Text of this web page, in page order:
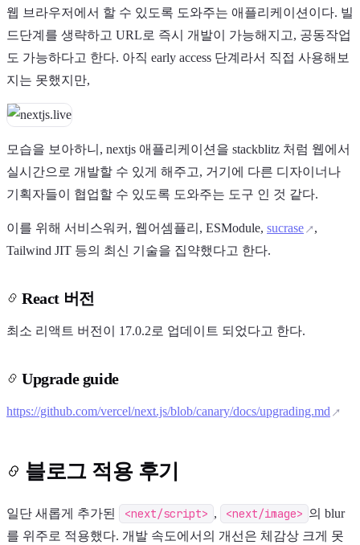
웹 브라우저에서 할 수 있도록 도와주는 애플리케이션이다. 빌
드단계를 생략하고 URL로 즉시 개발이 가능해지고, 공동작업
도 가능하다고 한다. 아직 early access 단계라서 직접 사용해보
지는 못했지만,
모습을 보아하니, nextjs 애플리케이션을 stackblitz 처럼 웹에서
실시간으로 개발할 수 있게 해주고, 거기에 다른 디자이너나
기획자들이 협업할 수 있도록 도와주는 도구 인 것 같다.
이를 위해 서비스워커, 웹어셈플리, ESModule, sucrase
,
Tailwind JIT 등의 최신 기술을 집약했다고 한다.
React 버전
최소 리액트 버전이 17.0.2로 업데이트 되었다고 한다.
Upgrade guide
https://github.com/vercel/next.js/blob/canary/docs/upgrading.md
블로그 적용 후기
일단 새롭게 추가된 <next/script> , <next/image> 의 blur
를 위주로 적용했다. 개발 속도에서의 개선은 체감상 크게 못